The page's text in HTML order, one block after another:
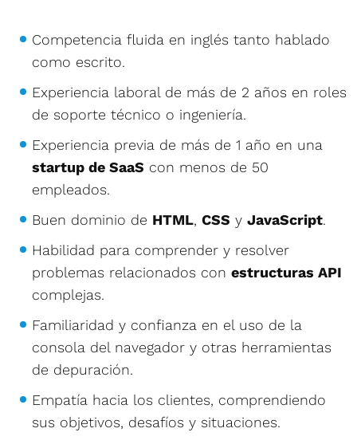
Competencia fluida en inglés tanto hablado
como escrito.
Experiencia laboral de más de 2 años en roles
de soporte técnico o ingeniería.
Experiencia previa de más de 1 año en una
startup de SaaS con menos de 50
empleados.
Buen dominio de HTML, CSS y JavaScript.
Habilidad para comprender y resolver
problemas relacionados con estructuras API
complejas.
Familiaridad y confianza en el uso de la
consola del navegador y otras herramientas
de depuración.
Empatía hacia los clientes, comprendiendo
sus objetivos, desafíos y situaciones.